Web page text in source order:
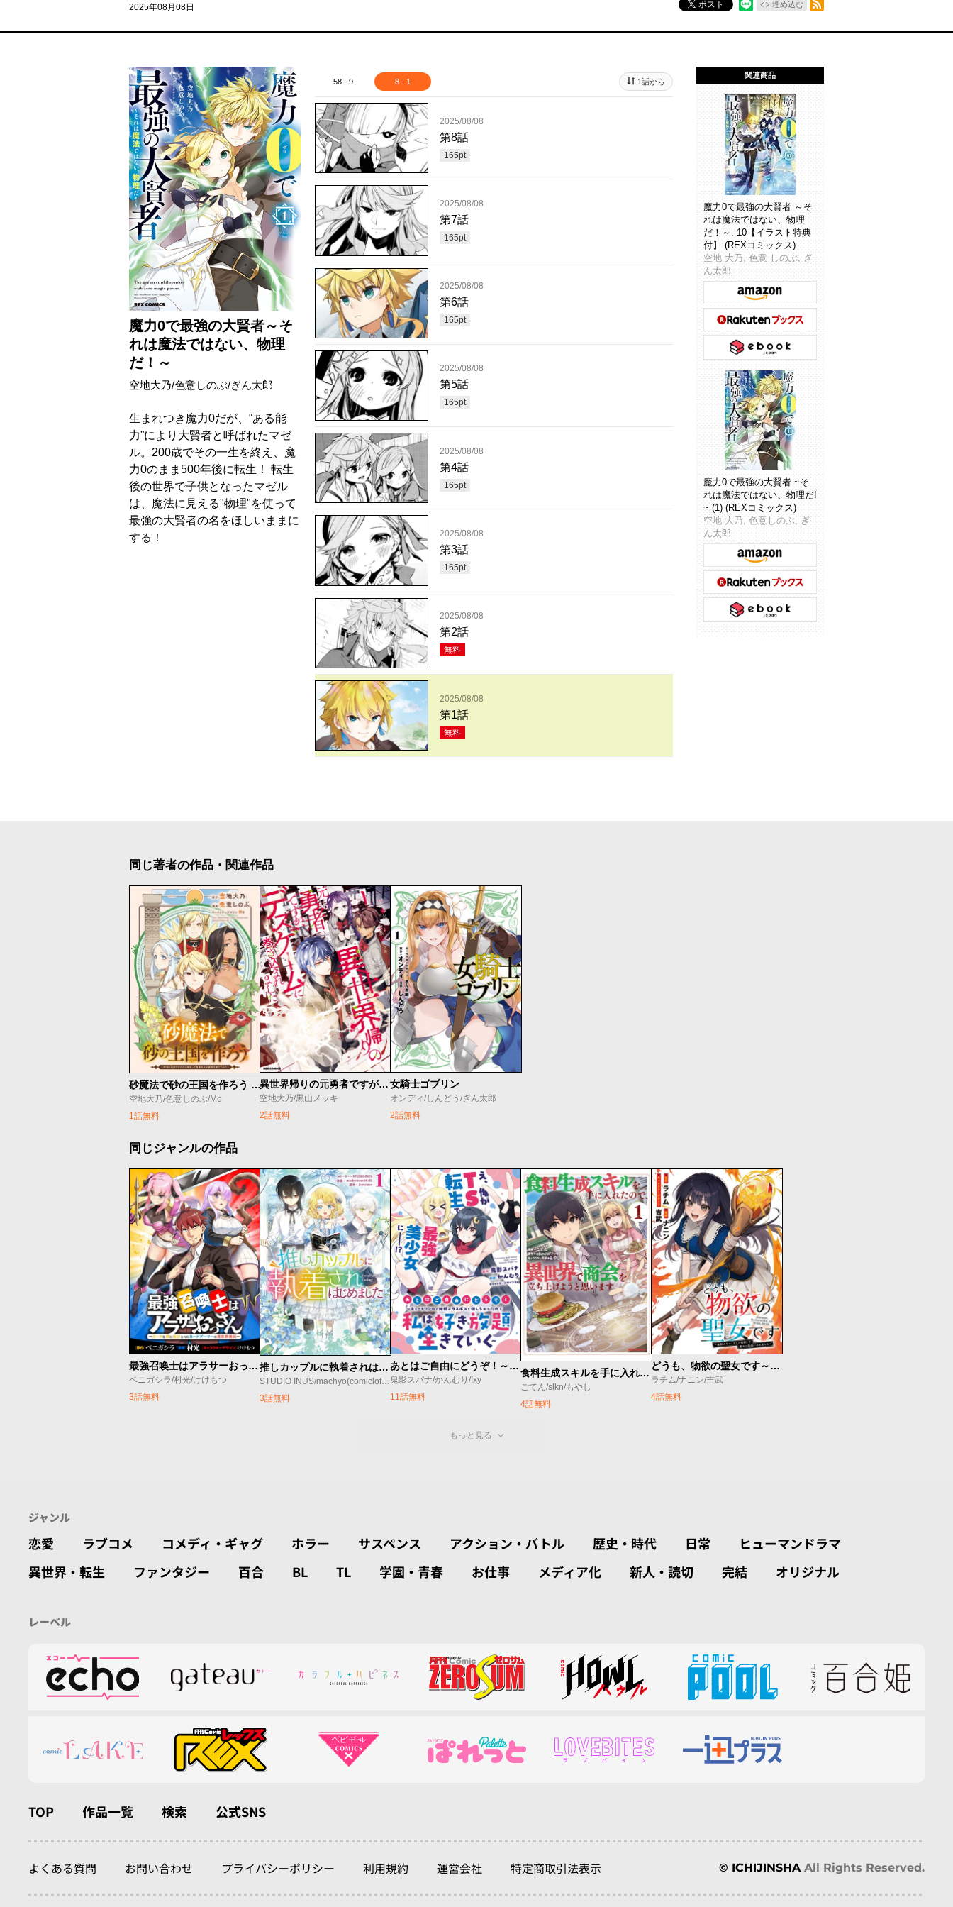
2025年08月08日 ポスト 埋め込む
魔力0で最強の大賢者～そ
れは魔法ではない、物理
だ！～
空地大乃/色意しのぶ/ぎん太郎
生まれつき魔力0だが、“ある能
力”により大賢者と呼ばれたマゼ
ル。200歳でその一生を終え、魔
力0のまま500年後に転生！ 転生
後の世界で子供となったマゼル
は、魔法に見える"物理"を使って
最強の大賢者の名をほしいままに
する！
58 - 9 8 - 1 1話から
2025/08/08
第8話
165pt
2025/08/08
第7話
165pt
2025/08/08
第6話
165pt
2025/08/08
第5話
165pt
2025/08/08
第4話
165pt
2025/08/08
第3話
165pt
2025/08/08
第2話
無料
2025/08/08
第1話
無料
関連商品
魔力0で最強の大賢者 ～そ
れは魔法ではない、物理
だ！～: 10【イラスト特典
付】 (REXコミックス)
空地 大乃, 色意 しのぶ, ぎ
ん太郎
魔力0で最強の大賢者 ~そ
れは魔法ではない、物理だ!
~ (1) (REXコミックス)
空地 大乃, 色意しのぶ, ぎ
ん太郎
同じ著者の作品・関連作品
砂魔法で砂の王国を作ろう ～砂漠に追放されたから頑張って祖国以上の国家を建ててみた～
空地大乃/色意しのぶ/Mo
1話無料
異世界帰りの元勇者ですが、デスゲームに巻き込まれました
空地大乃/黒山メッキ
2話無料
女騎士ゴブリン
オンディ/しんどう/ぎん太郎
2話無料
同じジャンルの作品
最強召喚士はアラサーおっさん 〜カードを親に処分されたカードゲーマーの異世界無双〜
ベニガシラ/村光/けけもつ
3話無料
推しカップルに執着されはじめました
STUDIO INUS/machyo(comicloft)/Joowinter
3話無料
あとはご自由にどうぞ！～チュートリアルで神様がラスボスを倒しちゃったので私は好き放題生きていく～
鬼影スパナ/かんむり/Ixy
11話無料
食料生成スキルを手に入れたので、異世界で商会を立ち上げようと思います
ごてん/slkn/もやし
4話無料
どうも、物欲の聖女です～無双スキル「クリア報酬」で盛大に勘違いされました～
ラチム/ナニン/吉武
4話無料
もっと見る
ジャンル
恋愛 ラブコメ コメディ・ギャグ ホラー サスペンス アクション・バトル 歴史・時代 日常
ヒューマンドラマ
異世界・転生
ファンタジー 百合 BL TL 学園・青春 お仕事 メディア化 新人・読切 完結 オリジナル
レーベル
TOP 作品一覧 検索 公式SNS
よくある質問 お問い合わせ プライバシーポリシー 利用規約 運営会社 特定商取引法表示 © ICHIJINSHA All Rights Reserved.